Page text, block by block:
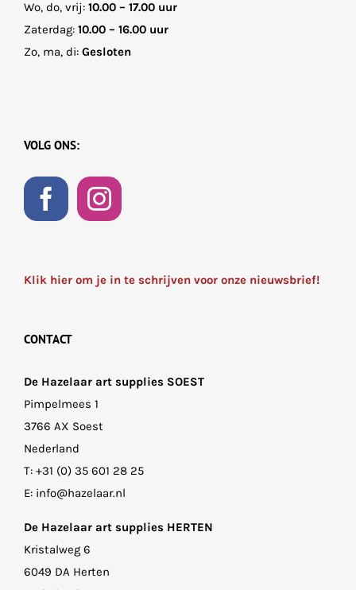
Wo, do, vrij: 10.00 – 17.00 uur
Zaterdag: 10.00 – 16.00 uur
Zo, ma, di: Gesloten
VOLG ONS:
Klik hier om je in te schrijven voor onze nieuwsbrief!
CONTACT
De Hazelaar art supplies SOEST
Pimpelmees 1
3766 AX Soest
Nederland
T: +31 (0) 35 601 28 25
E: info@hazelaar.nl
De Hazelaar art supplies HERTEN
Kristalweg 6
6049 DA Herten